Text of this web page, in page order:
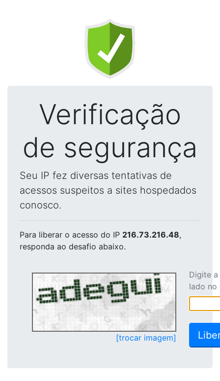
Verificação
de segurança
Seu IP fez diversas tentativas de
acessos suspeitos a sites hospedados
conosco.
Para liberar o acesso do IP 216.73.216.48,
responda ao desafio abaixo.
[trocar imagem]
Digite
lado no